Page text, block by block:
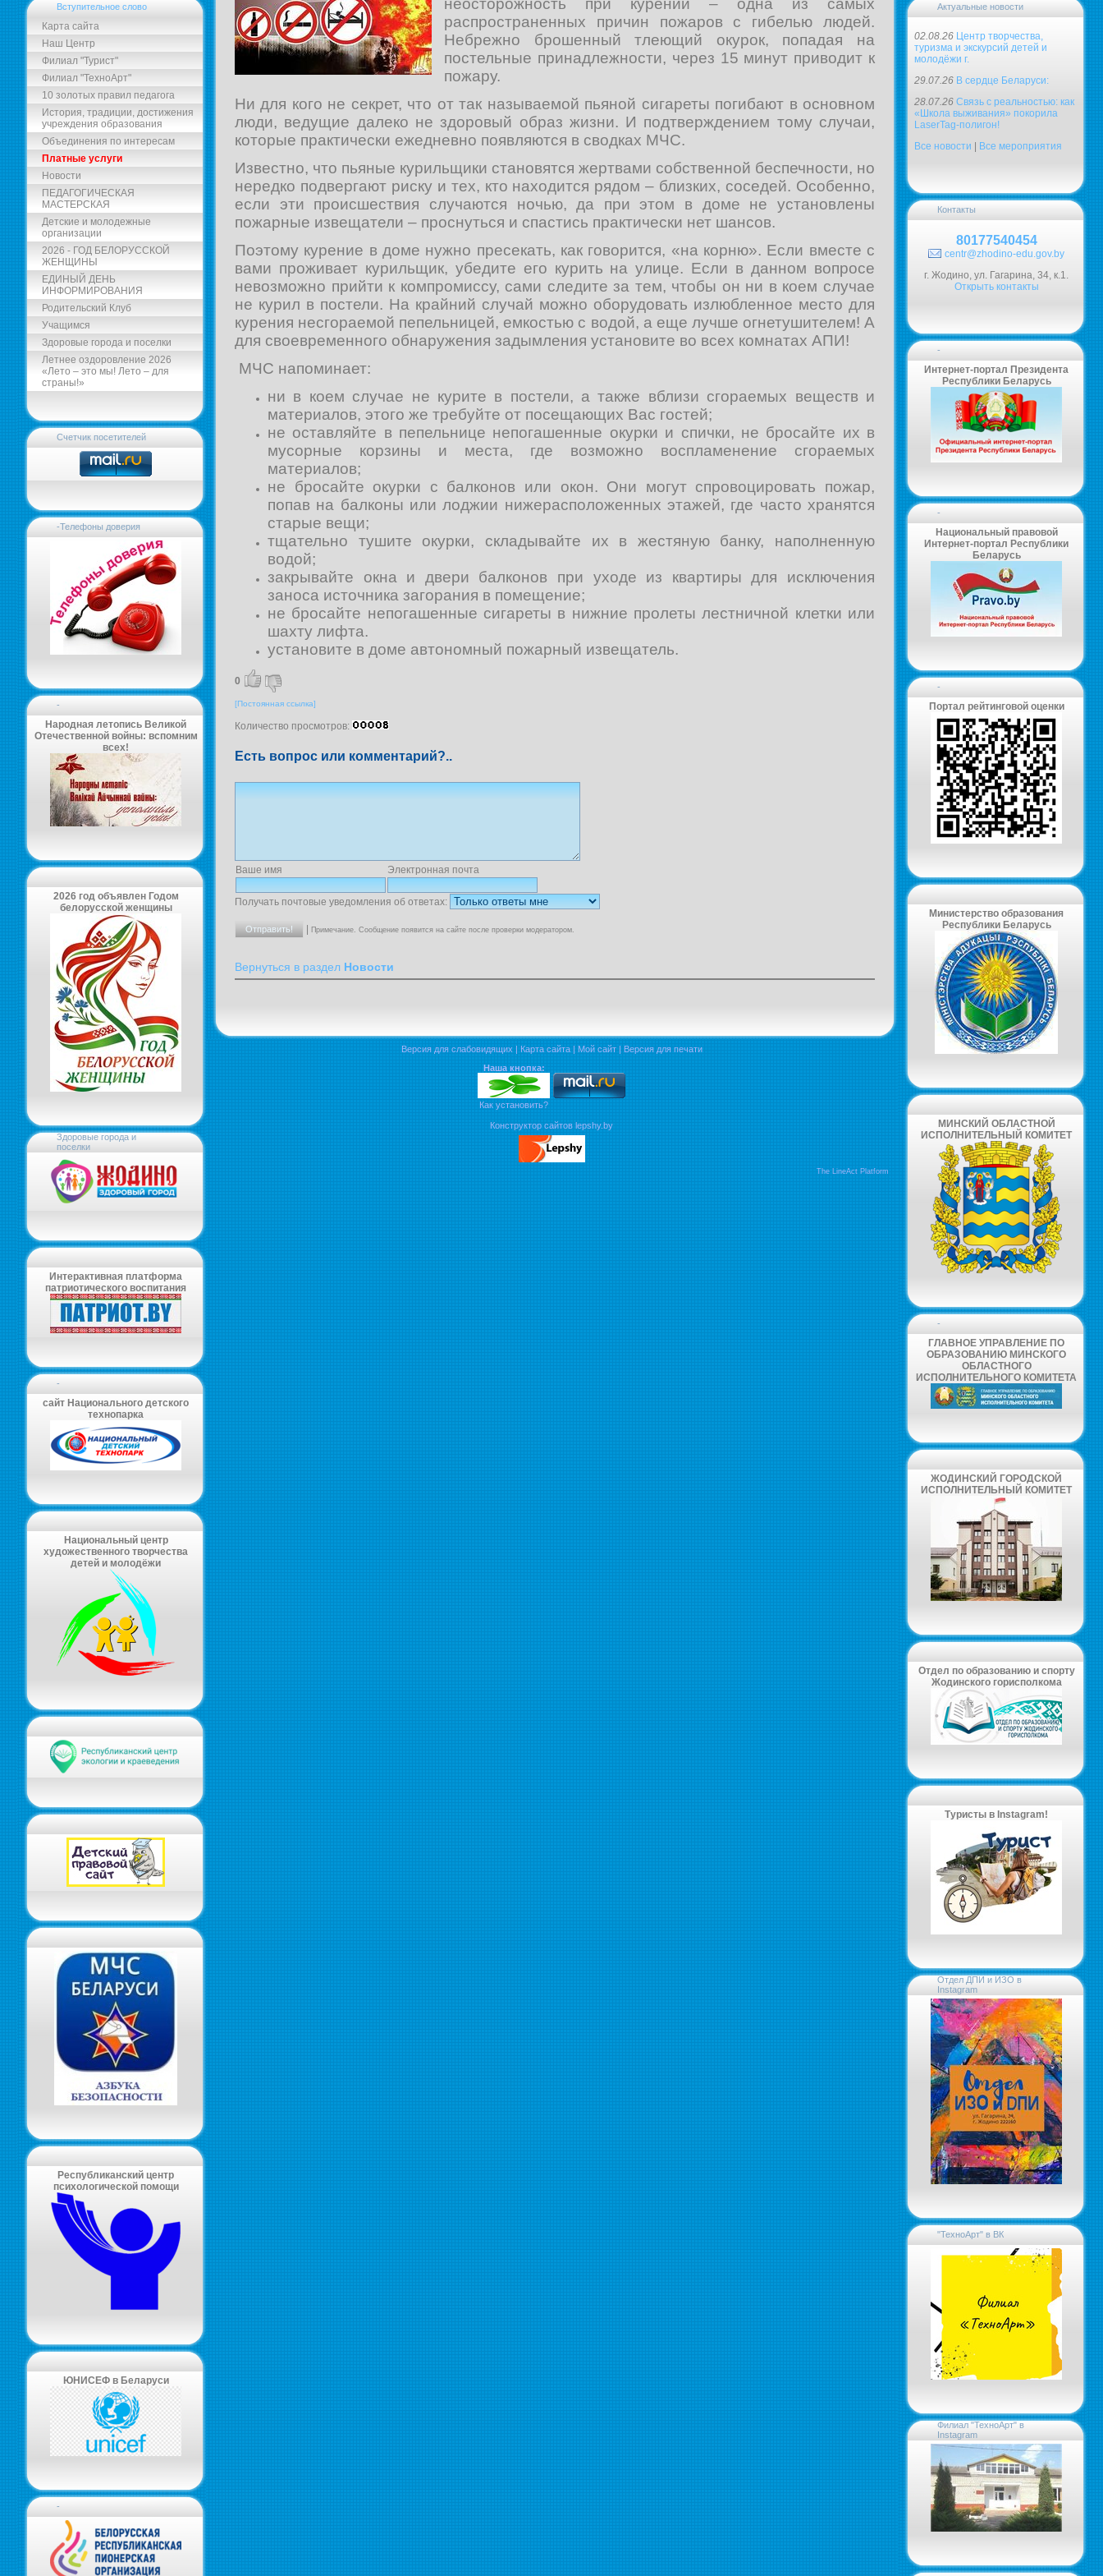
Вступительное слово
Карта сайта
Наш Центр
Филиал "Турист"
Филиал "ТехноАрт"
10 золотых правил педагога
История, традиции, достижения
учреждения образования
Объединения по интересам
Платные услуги
Новости
ПЕДАГОГИЧЕСКАЯ
МАСТЕРСКАЯ
Детские и молодежные
организации
2026 - ГОД БЕЛОРУССКОЙ
ЖЕНЩИНЫ
ЕДИНЫЙ ДЕНЬ
ИНФОРМИРОВАНИЯ
Родительский Клуб
Учащимся
Здоровые города и поселки
Летнее оздоровление 2026
«Лето – это мы! Лето – для
страны!»
Счетчик посетителей
-Телефоны доверия
-
Народная летопись Великой
Отечественной войны: вспомним
всех!
2026 год объявлен Годом
белорусской женщины
Здоровые города и
поселки
Интерактивная платформа
патриотического воспитания
-
сайт Национального детского
технопарка
Национальный центр
художественного творчества
детей и молодёжи
Республиканский центр
психологической помощи
ЮНИСЕФ в Беларуси
-
неосторожность при курении – одна из самых
распространенных причин пожаров с гибелью людей.
Небрежно брошенный тлеющий окурок, попадая на
постельные принадлежности, через 15 минут приводит к
пожару.
Ни для кого не секрет, что от так называемой пьяной сигареты погибают в основном
люди, ведущие далеко не здоровый образ жизни. И подтверждением тому случаи,
которые практически ежедневно появляются в сводках МЧС.
Известно, что пьяные курильщики становятся жертвами собственной беспечности, но
нередко подвергают риску и тех, кто находится рядом – близких, соседей. Особенно,
если эти происшествия случаются ночью, да при этом в доме не установлены
пожарные извещатели – проснуться и спастись практически нет шансов.
Поэтому курение в доме нужно пресекать, как говорится, «на корню». Если вместе с
вами проживает курильщик, убедите его курить на улице. Если в данном вопросе
невозможно прийти к компромиссу, сами следите за тем, чтобы он ни в коем случае
не курил в постели. На крайний случай можно оборудовать излюбленное место для
курения несгораемой пепельницей, емкостью с водой, а еще лучше огнетушителем! А
для своевременного обнаружения задымления установите во всех комнатах АПИ!
МЧС напоминает:
ни в коем случае не курите в постели, а также вблизи сгораемых веществ и
материалов, этого же требуйте от посещающих Вас гостей;
не оставляйте в пепельнице непогашенные окурки и спички, не бросайте их в
мусорные корзины и места, где возможно воспламенение сгораемых
материалов;
не бросайте окурки с балконов или окон. Они могут спровоцировать пожар,
попав на балконы или лоджии нижерасположенных этажей, где часто хранятся
старые вещи;
тщательно тушите окурки, складывайте их в жестяную банку, наполненную
водой;
закрывайте окна и двери балконов при уходе из квартиры для исключения
заноса источника загорания в помещение;
не бросайте непогашенные сигареты в нижние пролеты лестничной клетки или
шахту лифта.
установите в доме автономный пожарный извещатель.
0
[Постоянная ссылка]
Количество просмотров:
Есть вопрос или комментарий?..
Ваше имя Электронная почта
Получать почтовые уведомления об ответах:
| Примечание. Сообщение появится на сайте после проверки модератором.
Вернуться в раздел Новости
Версия для слабовидящих | Карта сайта | Мой сайт | Версия для печати
Наша кнопка:
Как установить?
Конструктор сайтов lepshy.by
The LineAct Platform
Актуальные новости
02.08.26 Центр творчества,
туризма и экскурсий детей и
молодёжи г.
29.07.26 В сердце Беларуси:
28.07.26 Связь с реальностью: как
«Школа выживания» покорила
LaserTag-полигон!
Все новости
Все мероприятия
Контакты
80177540454
centr@zhodino-edu.gov.by
г. Жодино, ул. Гагарина, 34, к.1.
Открыть контакты
-
Интернет-портал Президента
Республики Беларусь
-
Национальный правовой
Интернет-портал Республики
Беларусь
-
Портал рейтинговой оценки
Министерство образования
Республики Беларусь
МИНСКИЙ ОБЛАСТНОЙ
ИСПОЛНИТЕЛЬНЫЙ КОМИТЕТ
-
ГЛАВНОЕ УПРАВЛЕНИЕ ПО
ОБРАЗОВАНИЮ МИНСКОГО
ОБЛАСТНОГО
ИСПОЛНИТЕЛЬНОГО КОМИТЕТА
ЖОДИНСКИЙ ГОРОДСКОЙ
ИСПОЛНИТЕЛЬНЫЙ КОМИТЕТ
Отдел по образованию и спорту
Жодинского горисполкома
Туристы в Instagram!
Отдел ДПИ и ИЗО в
Instagram
"ТехноАрт" в ВК
Филиал "ТехноАрт" в
Instagram